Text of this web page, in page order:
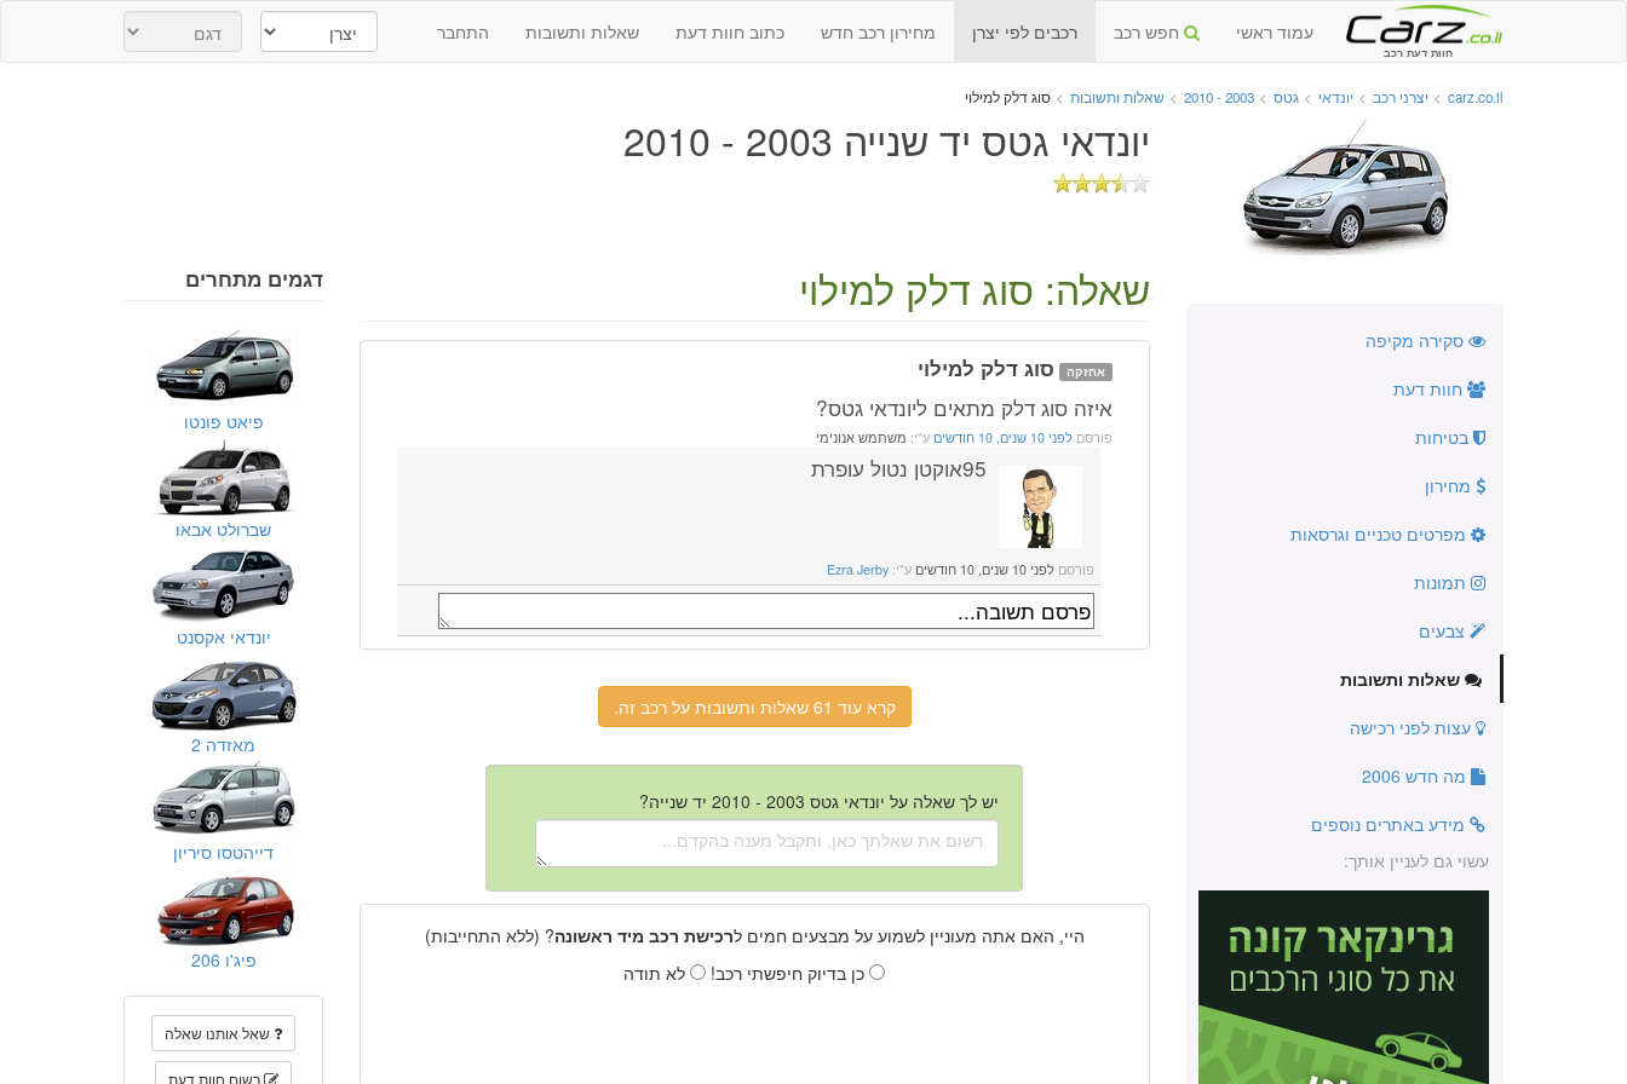
חוות דעת רכב
עמוד ראשי חפש רכב רכבים לפי יצרן מחירון רכב חדש כתוב חוות דעת שאלות ותשובות התחבר
carz.co.il
> יצרני רכב > יונדאי > גטס >
2003 - 2010
> שאלות ותשובות > סוג דלק למילוי
יונדאי גטס יד שנייה 2003 - 2010
סקירה מקיפה
חוות דעת
בטיחות
מחירון
מפרטים טכניים וגרסאות
תמונות
צבעים
שאלות ותשובות
עצות לפני רכישה
מה חדש 2006
מידע באתרים נוספים
עשוי גם לעניין אותך:
שאלה: סוג דלק למילוי
אחזקה סוג דלק למילוי
איזה סוג דלק מתאים ליונדאי גטס?
פורסםלפני 10 שנים, 10 חודשים ע"י: משתמש אנונימי
95אוקטן נטול עופרת
פורסםלפני 10 שנים, 10 חודשים ע"י:Ezra Jerby
קרא עוד 61 שאלות ותשובות על רכב זה.
יש לך שאלה על יונדאי גטס 2003 - 2010 יד שנייה?
היי, האם אתה מעוניין לשמוע על מבצעים חמים לרכישת רכב מיד ראשונה? (ללא התחייבות)
כן בדיוק חיפשתי רכב!
לא תודה
דגמים מתחרים
פיאט פונטו
שברולט אבאו
יונדאי אקסנט
מאזדה 2
דייהטסו סיריון
פיג'ו 206
שאל אותנו שאלה
רשום חוות דעת